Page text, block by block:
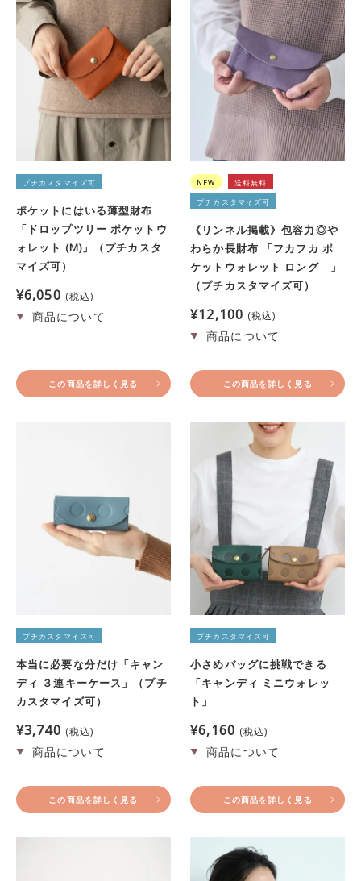
プチカスタマイズ可
ポケットにはいる薄型財布
「ドロップツリー ポケットウ
ォレット (M)」（プチカスタ
マイズ可）
¥6,050 税込
この商品を詳しく見る
NEW
送料無料
プチカスタマイズ可
《リンネル掲載》包容力◎や
わらか長財布 「フカフカ ポ
ケットウォレット ロング 」
（プチカスタマイズ可）
¥12,100 税込
この商品を詳しく見る
プチカスタマイズ可
本当に必要な分だけ「キャン
ディ ３連キーケース」（プチ
カスタマイズ可）
¥3,740 税込
この商品を詳しく見る
プチカスタマイズ可
小さめバッグに挑戦できる
「キャンディ ミニウォレッ
ト」
¥6,160 税込
この商品を詳しく見る